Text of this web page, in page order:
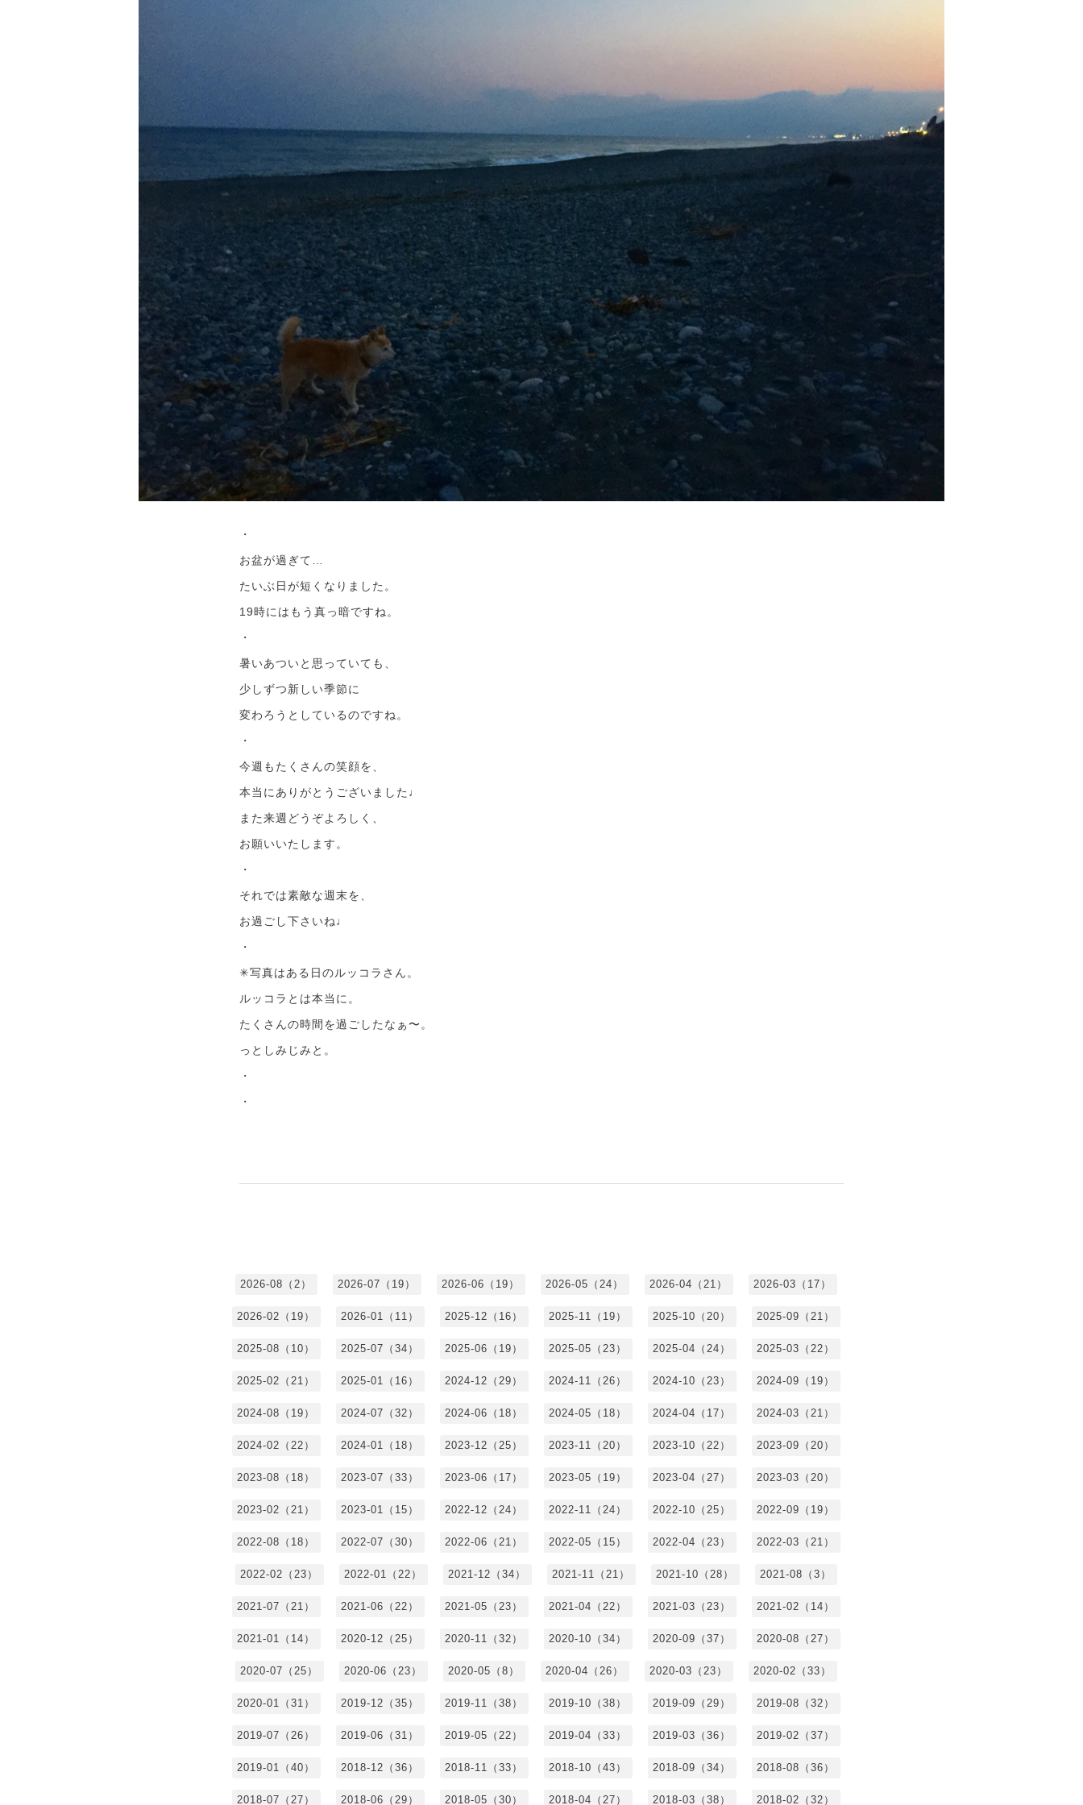
・
お盆が過ぎて…
たいぶ日が短くなりました。
19時にはもう真っ暗ですね。
・
暑いあついと思っていても、
少しずつ新しい季節に
変わろうとしているのですね。
・
今週もたくさんの笑顔を、
本当にありがとうございました♩
また来週どうぞよろしく、
お願いいたします。
・
それでは素敵な週末を、
お過ごし下さいね♩
・
✳︎写真はある日のルッコラさん。
ルッコラとは本当に。
たくさんの時間を過ごしたなぁ〜。
っとしみじみと。
・
・
2026-08（2） 2026-07（19） 2026-06（19） 2026-05（24） 2026-04（21） 2026-03（17）
2026-02（19） 2026-01（11） 2025-12（16） 2025-11（19） 2025-10（20） 2025-09（21）
2025-08（10） 2025-07（34） 2025-06（19） 2025-05（23） 2025-04（24） 2025-03（22）
2025-02（21） 2025-01（16） 2024-12（29） 2024-11（26） 2024-10（23） 2024-09（19）
2024-08（19） 2024-07（32） 2024-06（18） 2024-05（18） 2024-04（17） 2024-03（21）
2024-02（22） 2024-01（18） 2023-12（25） 2023-11（20） 2023-10（22） 2023-09（20）
2023-08（18） 2023-07（33） 2023-06（17） 2023-05（19） 2023-04（27） 2023-03（20）
2023-02（21） 2023-01（15） 2022-12（24） 2022-11（24） 2022-10（25） 2022-09（19）
2022-08（18） 2022-07（30） 2022-06（21） 2022-05（15） 2022-04（23） 2022-03（21）
2022-02（23） 2022-01（22） 2021-12（34） 2021-11（21） 2021-10（28） 2021-08（3）
2021-07（21） 2021-06（22） 2021-05（23） 2021-04（22） 2021-03（23） 2021-02（14）
2021-01（14） 2020-12（25） 2020-11（32） 2020-10（34） 2020-09（37） 2020-08（27）
2020-07（25） 2020-06（23） 2020-05（8） 2020-04（26） 2020-03（23） 2020-02（33）
2020-01（31） 2019-12（35） 2019-11（38） 2019-10（38） 2019-09（29） 2019-08（32）
2019-07（26） 2019-06（31） 2019-05（22） 2019-04（33） 2019-03（36） 2019-02（37）
2019-01（40） 2018-12（36） 2018-11（33） 2018-10（43） 2018-09（34） 2018-08（36）
2018-07（27） 2018-06（29） 2018-05（30） 2018-04（27） 2018-03（38） 2018-02（32）